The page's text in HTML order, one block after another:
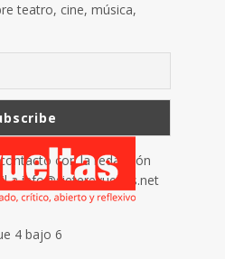
teatro, cine, música,
con la redacción
ainfo@sieterevueltas.net
4 bajo 6